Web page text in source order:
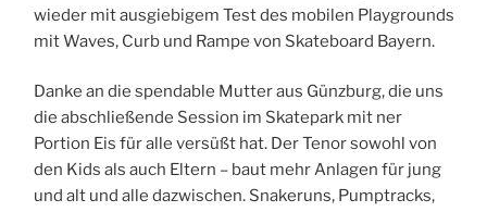
wieder mit ausgiebigem Test des mobilen Playgrounds
mit Waves, Curb und Rampe von Skateboard Bayern.
Danke an die spendable Mutter aus Günzburg, die uns
die abschließende Session im Skatepark mit ner
Portion Eis für alle versüßt hat. Der Tenor sowohl von
den Kids als auch Eltern – baut mehr Anlagen für jung
und alt und alle dazwischen. Snakeruns, Pumptracks,